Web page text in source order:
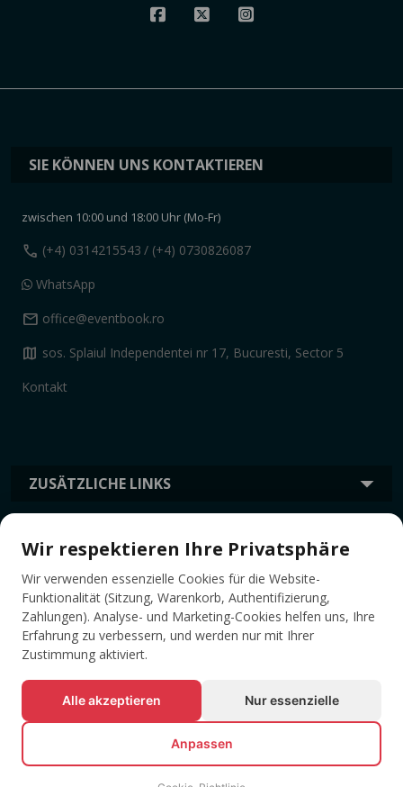
ZUSÄTZLICHE LINKS
INFORMATION
SIE KÖNNEN UNS KONTAKTIEREN
zwischen 10:00 und 18:00 Uhr (Mo-Fr)
call (+4) 0314215543 / (+4) 0730826087
WhatsApp
mail office@eventbook.ro
map sos. Splaiul Independentei nr 17, Bucuresti, Sector 5
Kontakt
TAGS
Wir respektieren Ihre Privatsphäre
Wir verwenden essenzielle Cookies für die Website-
Funktionalität (Sitzung, Warenkorb, Authentifizierung,
Zahlungen). Analyse- und Marketing-Cookies helfen uns, Ihre
Erfahrung zu verbessern, und werden nur mit Ihrer
Zustimmung aktiviert.
Alle akzeptieren Nur essenzielle
Anpassen